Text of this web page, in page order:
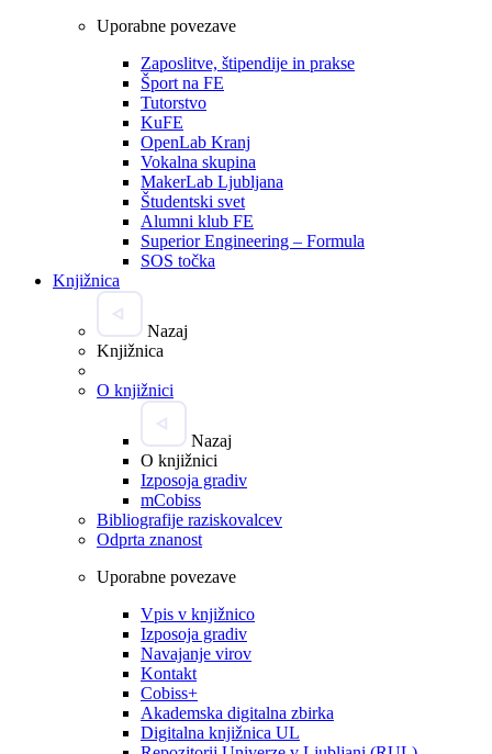
Uporabne povezave
Zaposlitve, štipendije in prakse
Šport na FE
Tutorstvo
KuFE
OpenLab Kranj
Vokalna skupina
MakerLab Ljubljana
Študentski svet
Alumni klub FE
Superior Engineering – Formula
SOS točka
Knjižnica
Nazaj
Knjižnica
O knjižnici
Nazaj
O knjižnici
Izposoja gradiv
mCobiss
Bibliografije raziskovalcev
Odprta znanost
Uporabne povezave
Vpis v knjižnico
Izposoja gradiv
Navajanje virov
Kontakt
Cobiss+
Akademska digitalna zbirka
Digitalna knjižnica UL